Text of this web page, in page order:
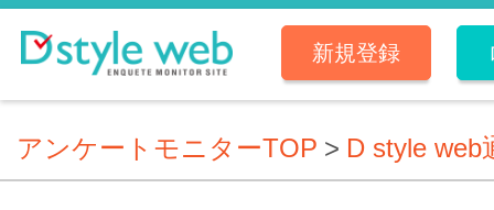
新規登録
アンケートモニターTOP > D style web